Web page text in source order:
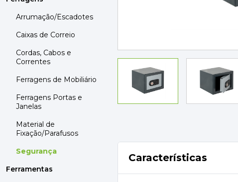
MOBILIÁRIO
PAVIMENTOS E REVESTIMENTOS
DYRUP
SKIL
Arrumação/Escadotes
Caixas de Correio
Cordas, Cabos e
Correntes
Ferragens de Mobiliário
Ferragens Portas e
Janelas
Material de
Fixação/Parafusos
Segurança
Ferramentas
Características